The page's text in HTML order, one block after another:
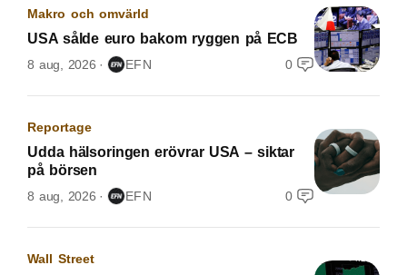
Makro och omvärld
USA sålde euro bakom ryggen på ECB
8 aug, 2026 EFN 0
Reportage
Udda hälsoringen erövrar USA – siktar
på börsen
8 aug, 2026 EFN 0
Wall Street